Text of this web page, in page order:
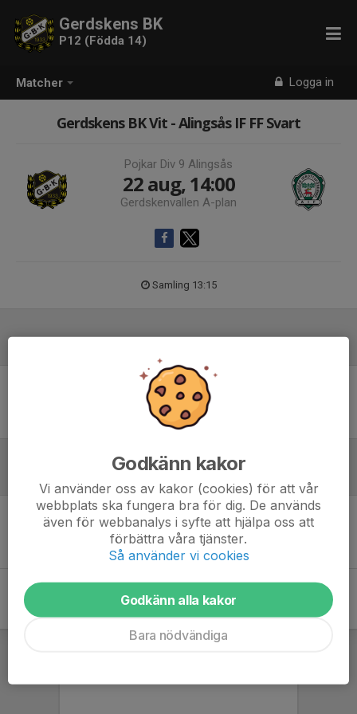
Matcher Logga in
Gerdskens BK
P12 (Födda 14)
Gerdskens BK Vit - Alingsås IF FF Svart
Pojkar Div 9 Alingsås
22 aug, 14:00
Gerdskenvallen A-plan
Samling 13:15
Ingen uppställning ifylld
Inför match
Inget skrivet
Godkänn kakor
Vi använder oss av kakor (cookies) för att vår
webbplats ska fungera bra för dig. De används
även för webbanalys i syfte att hjälpa oss att
förbättra våra tjänster.
Så använder vi cookies
Godkänn alla kakor
Bara nödvändiga